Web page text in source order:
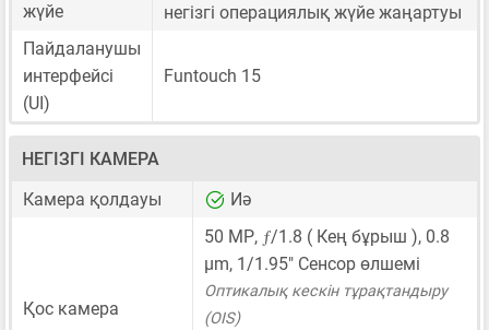
жүйе
негізгі операциялық жүйе жаңартуы
Пайдаланушы
интерфейсі
(UI)
Funtouch 15
НЕГІЗГІ КАМЕРА
Камера қолдауы
Иә
Қос камера
50 MP, ƒ/1.8 ( Кең бұрыш ), 0.8
μm, 1/1.95" Сенсор өлшемі
Оптикалық кескін тұрақтандыру
(OIS)